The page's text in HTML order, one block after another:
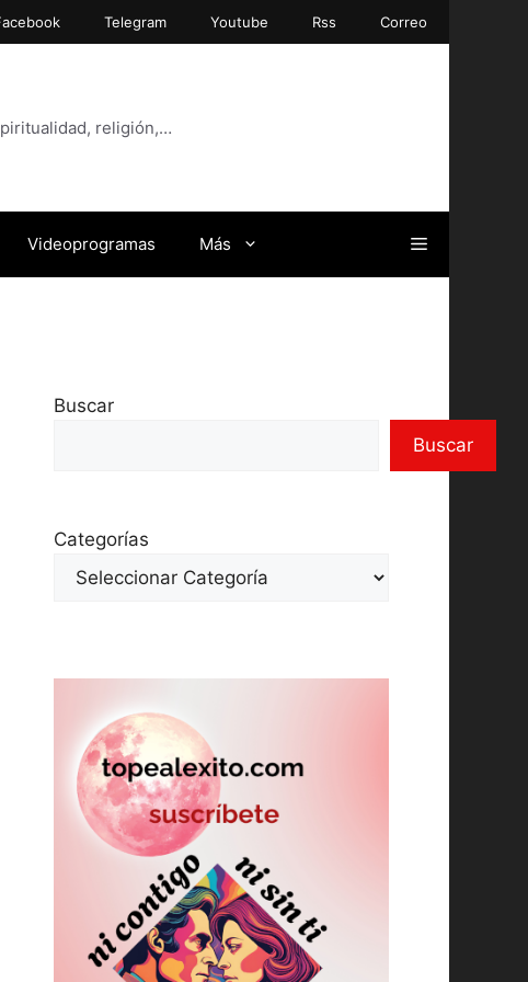
Telegram Youtube Rss Correo
religión,…
Videoprogramas Más
Buscar
Buscar
Categorías